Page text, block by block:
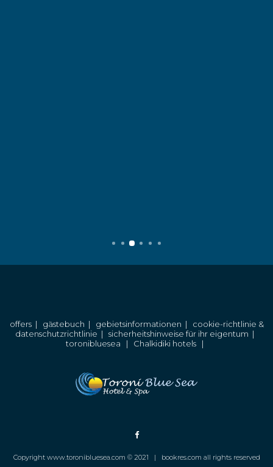
offers| gästebuch | gebietsinformationen | cookie-richtlinie &
datenschutzrichtlinie | sicherheitshinweise für ihr eigentum |
toronibluesea | Chalkidiki hotels |
Copyright www.toronibluesea.com © 2021 | bookres.com all rights reserved